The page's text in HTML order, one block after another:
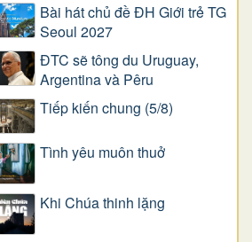
Bài hát chủ đề ĐH Giới trẻ TG
Seoul 2027
ĐTC sẽ tông du Uruguay,
Argentina và Pêru
Tiếp kiến chung (5/8)
Tình yêu muôn thuở
Khi Chúa thinh lặng